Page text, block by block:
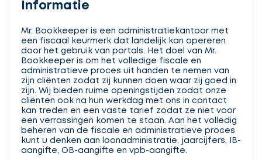
Informatie
Mr. Bookkeeper is een administratiekantoor met
een fiscaal keurmerk dat landelijk kan opereren
door het gebruik van portals. Het doel van Mr.
Bookkeeper is om het volledige fiscale en
administratieve proces uit handen te nemen van
zijn cliënten zodat zij kunnen doen waar zij goed in
zijn. Wij bieden ruime openingstijden zodat onze
cliënten ook na hun werkdag met ons in contact
kan treden en een vaste tarief zodat ze niet voor
een verrassingen komen te staan. Aan het volledig
beheren van de fiscale en administratieve proces
kunt u denken aan loonadministratie, jaarcijfers, IB-
aangifte, OB-aangifte en vpb-aangifte.